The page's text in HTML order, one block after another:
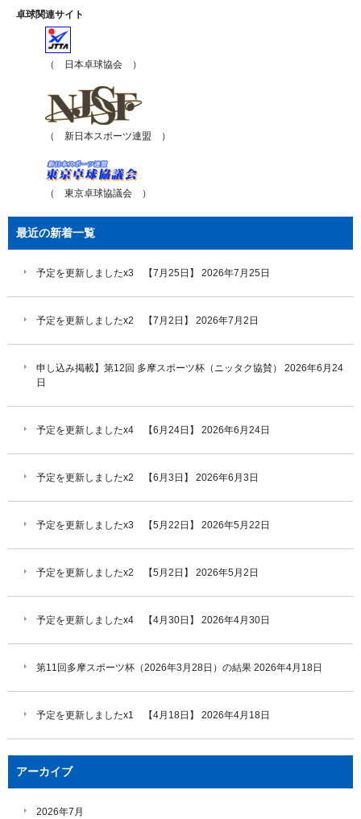
卓球関連サイト
（ 日本卓球協会 ）
（ 新日本スポーツ連盟 ）
（ 東京卓球協議会 ）
最近の新着一覧
予定を更新しましたx3 【7月25日】 2026年7月25日
予定を更新しましたx2 【7月2日】 2026年7月2日
申し込み掲載】第12回 多摩スポーツ杯（ニッタク協賛）
2026年6月24
日
予定を更新しましたx4 【6月24日】 2026年6月24日
予定を更新しましたx2 【6月3日】 2026年6月3日
予定を更新しましたx3 【5月22日】 2026年5月22日
予定を更新しましたx2 【5月2日】 2026年5月2日
予定を更新しましたx4 【4月30日】 2026年4月30日
第11回多摩スポーツ杯（2026年3月28日）の結果 2026年4月18日
予定を更新しましたx1 【4月18日】 2026年4月18日
アーカイブ
2026年7月